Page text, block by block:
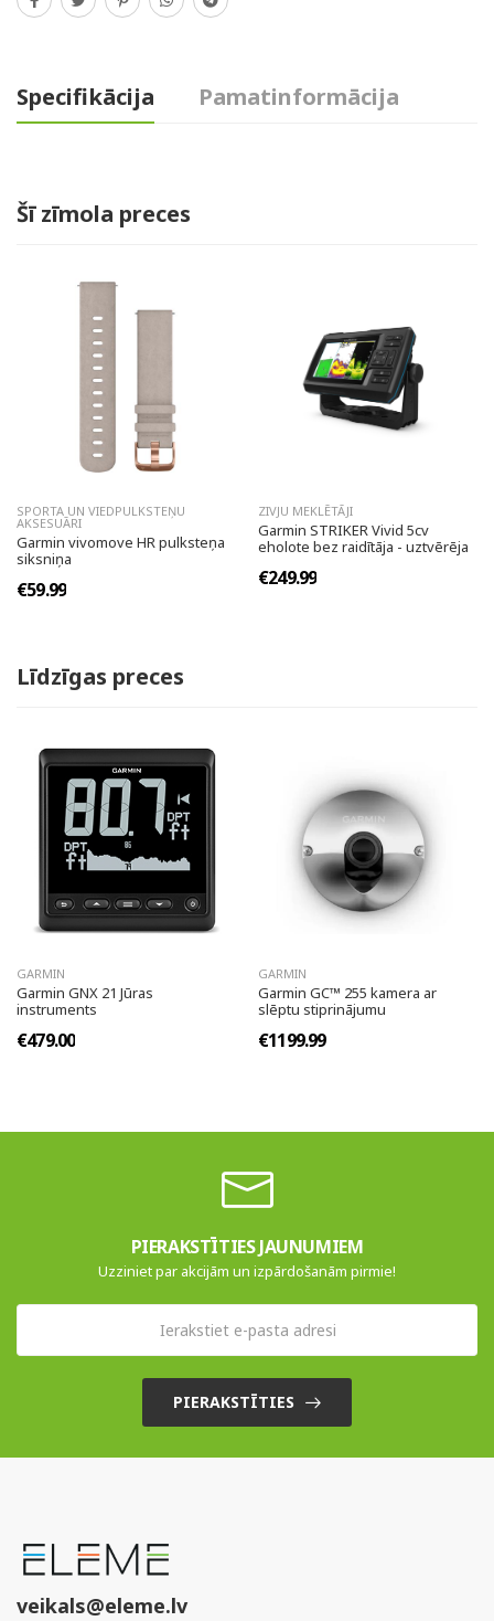
Specifikācija Pamatinformācija
Šī zīmola preces
SPORTA UN VIEDPULKSTEŅU
AKSESUĀRI
Garmin vivomove HR pulksteņa
siksniņa
€59.99
ZIVJU MEKLĒTĀJI
Garmin STRIKER Vivid 5cv
eholote bez raidītāja - uztvērēja
€249.99
Līdzīgas preces
GARMIN
Garmin GNX 21 Jūras
instruments
€479.00
GARMIN
Garmin GC™ 255 kamera ar
slēptu stiprinājumu
€1199.99
PIERAKSTĪTIES JAUNUMIEM
Uzziniet par akcijām un izpārdošanām pirmie!
PIERAKSTĪTIES
veikals@eleme.lv